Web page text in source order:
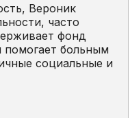
Вероник
часто
фонд
помогает больным
социальные и